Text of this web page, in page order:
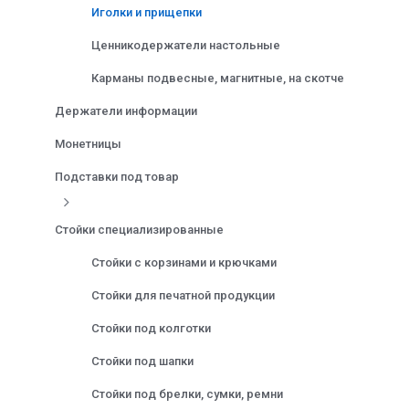
Иголки и прищепки
Ценникодержатели настольные
Карманы подвесные, магнитные, на скотче
Держатели информации
Монетницы
Подставки под товар
Стойки специализированные
Стойки с корзинами и крючками
Стойки для печатной продукции
Стойки под колготки
Стойки под шапки
Стойки под брелки, сумки, ремни